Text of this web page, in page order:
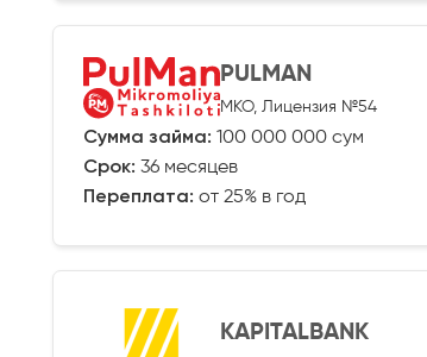
PULMAN
МКО, Лицензия №54
Сумма займа: 100 000 000 сум
Срок: 36 месяцев
Переплата: от 25% в год
KAPITALBANK